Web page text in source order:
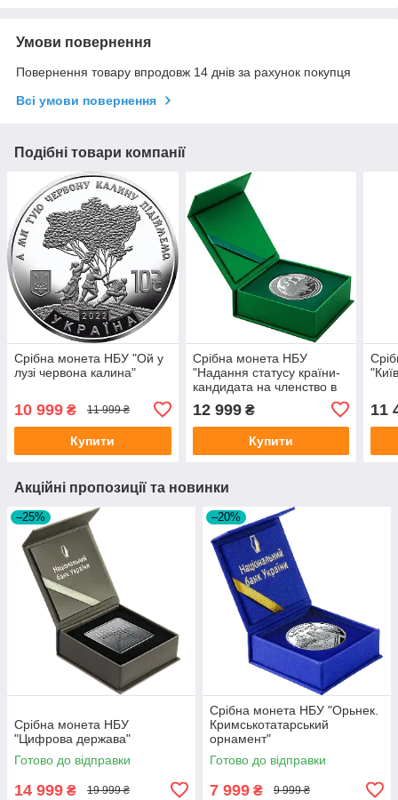
Умови повернення
Повернення товару впродовж 14 днів за рахунок покупця
Всі умови повернення
Подібні товари компанії
Срібна монета НБУ "Ой у
лузі червона калина"
10 999 ₴ 11 999 ₴
Купити
Срібна монета НБУ
"Надання статусу країни-
кандидата на членство в
12 999₴
Купити
11
Акційні пропозиції та новинки
–25%
Срібна монета НБУ
"Цифрова держава"
Готово до відправки
14 999 ₴ 19 999 ₴
–20%
Срібна монета НБУ "Орьнек.
Кримськотатарський
орнамент"
Готово до відправки
7 999 ₴ 9 999 ₴